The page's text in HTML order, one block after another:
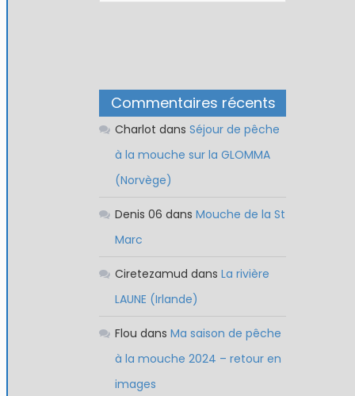
Commentaires récents
Charlot dansSéjour de pêche
à la mouche sur la GLOMMA
(Norvège)
Denis 06 dansMouche de la St
Marc
Ciretezamud dansLa rivière
LAUNE (Irlande)
Flou dansMa saison de pêche
à la mouche 2024 – retour en
images